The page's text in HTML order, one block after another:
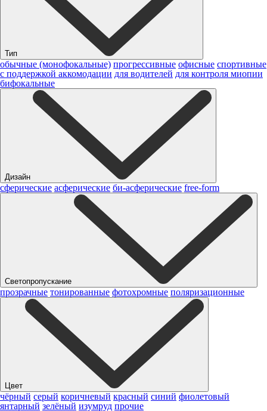
Тип
обычные (монофокальные) прогрессивные офисные спортивные
с поддержкой аккомодации для водителей для контроля миопии
бифокальные
Дизайн
сферические асферические би-асферические free-form
Светопропускание
прозрачные тонированные фотохромные поляризационные
Цвет
чёрный серый коричневый красный синий фиолетовый
янтарный зелёный изумруд прочие